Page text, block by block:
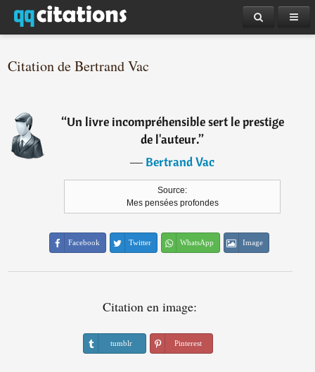
Citation de Bertrand Vac
“Un livre incompréhensible sert le prestige
de l'auteur.”
―Bertrand Vac
Source:
Mes pensées profondes
Facebook Twitter WhatsApp Image
Citation en image:
tumblr Pinterest